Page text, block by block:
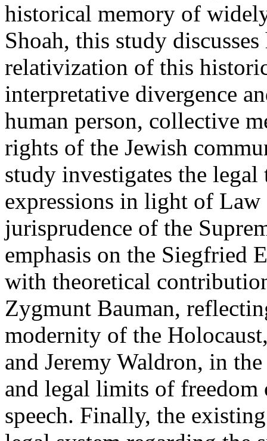
historical memory of
Shoah, this study
relativization of this
interpretative divergence
human person, collective
rights of the Jewish
study investigates the
expressions in light of
jurisprudence of the
emphasis on the Siegfried
with theoretical
Zygmunt Bauman,
modernity of the
and Jeremy Waldron, in
and legal limits of freedom
speech. Finally, the